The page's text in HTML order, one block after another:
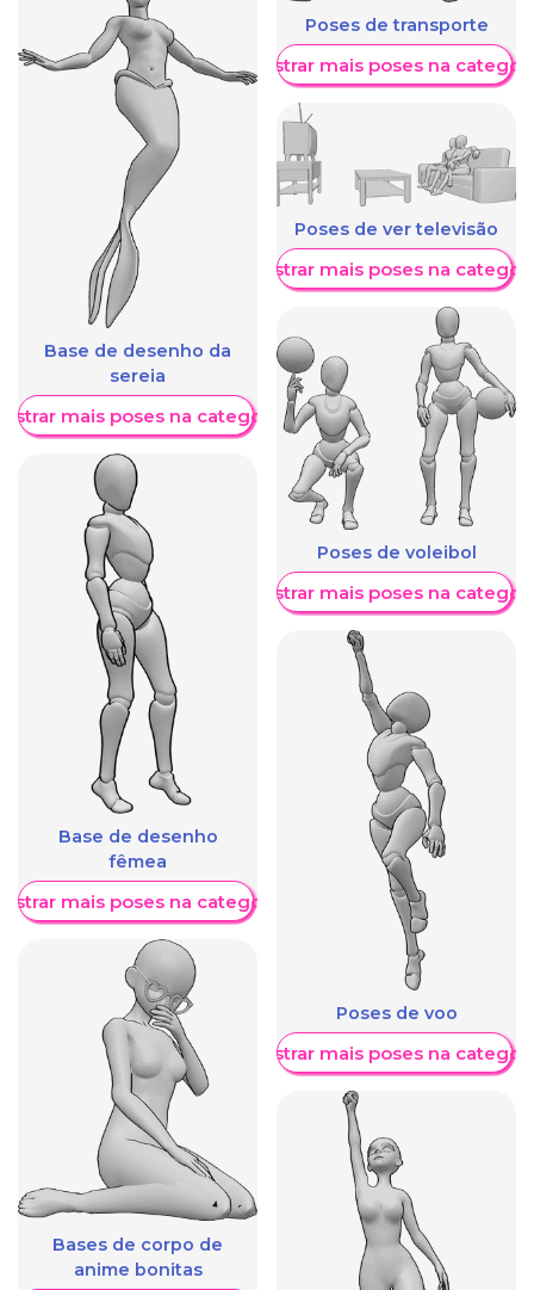
Base de desenho da
sereia
mais poses na categoria
Base de desenho
fêmea
mais poses na categoria
Bases de corpo de
anime bonitas
Poses de transporte
Mostrar mais poses na
Poses de ver televisão
Mostrar mais poses na
Poses de voleibol
Mostrar mais poses na
Poses de voo
Mostrar mais poses na